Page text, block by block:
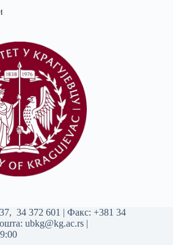
, 34 372 601 | Факс: +381 34
ubkg@kg.ac.rs |